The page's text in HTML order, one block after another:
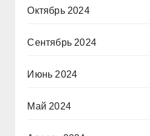
Октябрь 2024
Сентябрь 2024
Июнь 2024
Май 2024